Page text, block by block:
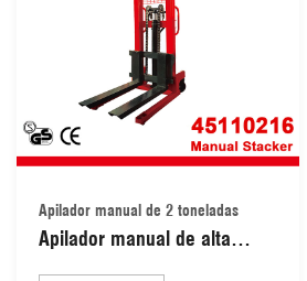
Apilador manual de 2 toneladas
Apilador manual de alta